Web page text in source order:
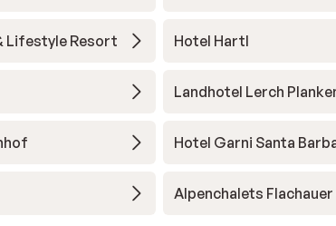
Lifestyle Resort Hotel Hartl
Landhotel Lerch
Hotel Garni Santa
Alpenchalets